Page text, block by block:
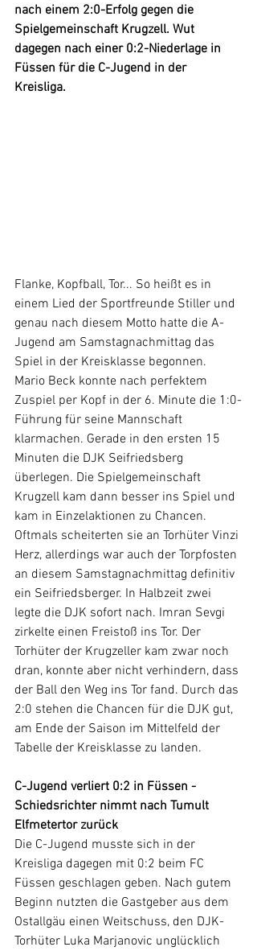
nach einem 2:0-Erfolg gegen die
Spielgemeinschaft Krugzell. Wut
dagegen nach einer 0:2-Niederlage in
Füssen für die C-Jugend in der
Kreisliga.
Flanke, Kopfball, Tor... So heißt es in
einem Lied der Sportfreunde Stiller und
genau nach diesem Motto hatte die A-
Jugend am Samstagnachmittag das
Spiel in der Kreisklasse begonnen.
Mario Beck konnte nach perfektem
Zuspiel per Kopf in der 6. Minute die 1:0-
Führung für seine Mannschaft
klarmachen. Gerade in den ersten 15
Minuten die DJK Seifriedsberg
überlegen. Die Spielgemeinschaft
Krugzell kam dann besser ins Spiel und
kam in Einzelaktionen zu Chancen.
Oftmals scheiterten sie an Torhüter Vinzi
Herz, allerdings war auch der Torpfosten
an diesem Samstagnachmittag definitiv
ein Seifriedsberger. In Halbzeit zwei
legte die DJK sofort nach. Imran Sevgi
zirkelte einen Freistoß ins Tor. Der
Torhüter der Krugzeller kam zwar noch
dran, konnte aber nicht verhindern, dass
der Ball den Weg ins Tor fand. Durch das
2:0 stehen die Chancen für die DJK gut,
am Ende der Saison im Mittelfeld der
Tabelle der Kreisklasse zu landen.
C-Jugend verliert 0:2 in Füssen -
Schiedsrichter nimmt nach Tumult
Elfmetertor zurück
Die C-Jugend musste sich in der
Kreisliga dagegen mit 0:2 beim FC
Füssen geschlagen geben. Nach gutem
Beginn nutzten die Gastgeber aus dem
Ostallgäu einen Weitschuss, den DJK-
Torhüter Luka Marjanovic unglücklich